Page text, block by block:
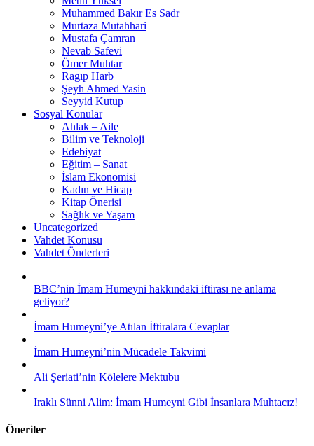
Muhammed Bakır Es Sadr
Murtaza Mutahhari
Mustafa Çamran
Nevab Safevi
Ömer Muhtar
Ragıp Harb
Şeyh Ahmed Yasin
Seyyid Kutup
Sosyal Konular
Ahlak – Aile
Bilim ve Teknoloji
Edebiyat
Eğitim – Sanat
İslam Ekonomisi
Kadın ve Hicap
Kitap Önerisi
Sağlık ve Yaşam
Uncategorized
Vahdet Konusu
Vahdet Önderleri
BBC’nin İmam Humeyni hakkındaki iftirası ne anlama
geliyor?
İmam Humeyni’ye Atılan İftiralara Cevaplar
İmam Humeyni’nin Mücadele Takvimi
Ali Şeriati’nin Kölelere Mektubu
Iraklı Sünni Alim: İmam Humeyni Gibi İnsanlara Muhtacız!
Öneriler